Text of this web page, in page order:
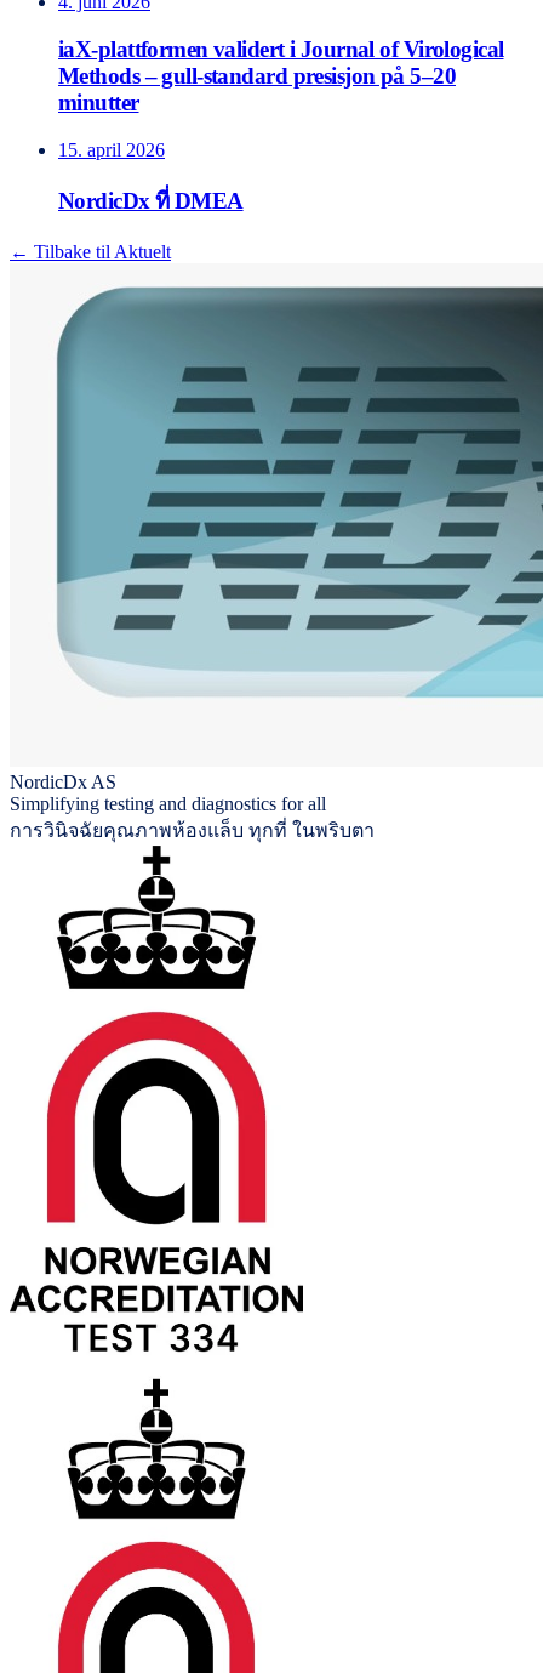
iaX-plattformen validert i Journal of Virological
Methods – gull-standard presisjon på 5–20
minutter
15. april 2026
NordicDx ที่ DMEA
← Tilbake til Aktuelt
NordicDx AS
Simplifying testing and diagnostics for all
การวินิจฉัยคุณภาพห้องแล็บ ทุกที่ ในพริบตา